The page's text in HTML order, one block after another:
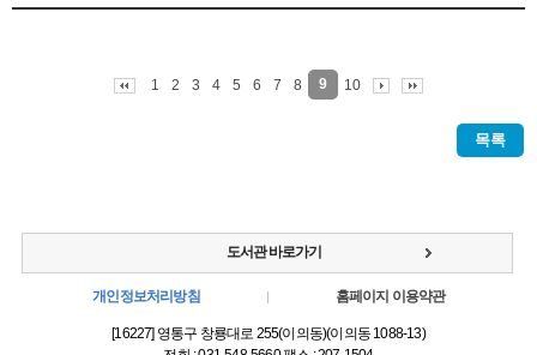
1 2 3 4 5 6 7 8 9 10
목록
개인정보처리방침 홈페이지 이용약관
[16227] 영통구 창룡대로 255(이의동)(이의동 1088-13)
도서관 바로가기